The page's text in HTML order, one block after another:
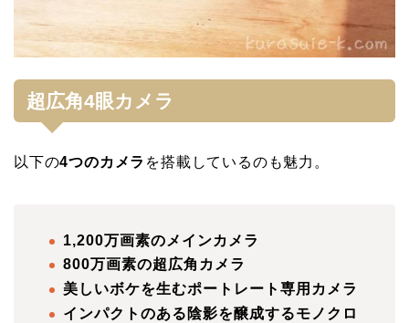
超広角4眼カメラ
以下の4つのカメラ を搭載しているのも魅力。
1,200万画素のメインカメラ
800万画素の超広角カメラ
美しいボケを生むポートレート専用カメラ
インパクトのある陰影を醸成するモノクロ